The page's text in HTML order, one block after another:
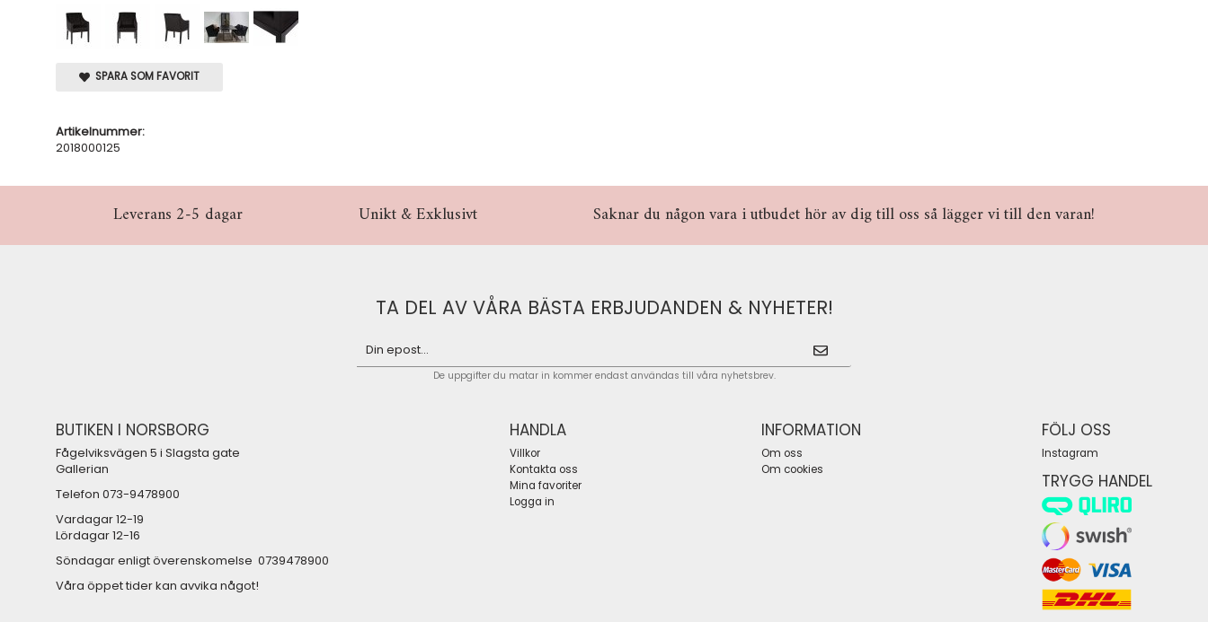
SPARA SOM FAVORIT
Artikelnummer:
2018000125
Leverans 2-5 dagar Unikt & Exklusivt Saknar du någon vara i utbudet hör av dig till oss så lägger vi till den varan!
TA DEL AV VÅRA BÄSTA ERBJUDANDEN & NYHETER!
De uppgifter du matar in kommer endast användas till våra nyhetsbrev.
BUTIKEN I NORSBORG
Fågelviksvägen 5 i Slagsta gate
Gallerian
Telefon 073-9478900
Vardagar 12-19
Lördagar 12-16
Söndagar enligt överenskomelse 0739478900
Våra öppet tider kan avvika något!
HANDLA
Villkor
Kontakta oss
Mina favoriter
Logga in
INFORMATION
Om oss
Om cookies
FÖLJ OSS
Instagram
TRYGG HANDEL